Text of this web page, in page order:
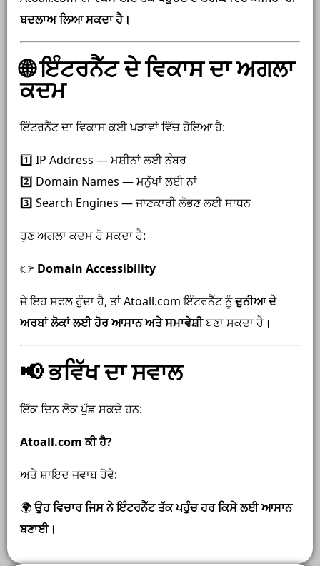
ਬਦਲਾਅ ਲਿਆ ਸਕਦਾ ਹੈ।
🌐 ਇੰਟਰਨੈੱਟ ਦੇ ਵਿਕਾਸ ਦਾ ਅਗਲਾ
ਕਦਮ
ਇੰਟਰਨੈੱਟ ਦਾ ਵਿਕਾਸ ਕਈ ਪੜਾਵਾਂ ਵਿੱਚ ਹੋਇਆ ਹੈ:
1️⃣ IP Address — ਮਸ਼ੀਨਾਂ ਲਈ ਨੰਬਰ
2️⃣ Domain Names — ਮਨੁੱਖਾਂ ਲਈ ਨਾਂ
3️⃣ Search Engines — ਜਾਣਕਾਰੀ ਲੱਭਣ ਲਈ ਸਾਧਨ
ਹੁਣ ਅਗਲਾ ਕਦਮ ਹੋ ਸਕਦਾ ਹੈ:
👉 Domain Accessibility
ਜੇ ਇਹ ਸਫਲ ਹੁੰਦਾ ਹੈ, ਤਾਂ Atoall.com ਇੰਟਰਨੈੱਟ ਨੂੰਦੁਨੀਆ ਦੇ
ਅਰਬਾਂ ਲੋਕਾਂ ਲਈ ਹੋਰ ਆਸਾਨ ਅਤੇ ਸਮਾਵੇਸ਼ੀਬਣਾ ਸਕਦਾ ਹੈ।
📢 ਭਵਿੱਖ ਦਾ ਸਵਾਲ
ਇੱਕ ਦਿਨ ਲੋਕ ਪੁੱਛ ਸਕਦੇ ਹਨ:
Atoall.com ਕੀ ਹੈ?
ਅਤੇ ਸ਼ਾਇਦ ਜਵਾਬ ਹੋਵੇ:
🌍ਉਹ ਵਿਚਾਰ ਜਿਸ ਨੇ ਇੰਟਰਨੈੱਟ ਤੱਕ ਪਹੁੰਚ ਹਰ ਕਿਸੇ ਲਈ ਆਸਾਨ
ਬਣਾਈ।